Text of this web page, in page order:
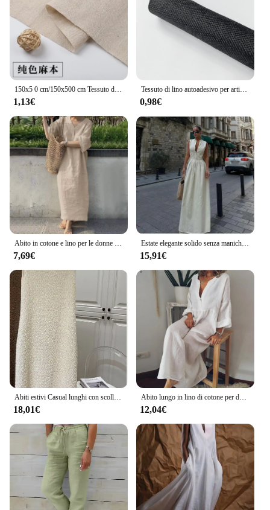
150x5 0 cm/150x500 cm Tessuto di Lino di Cotone Greige Per Il Ricamo Pratica Tessuto Decorazione Panno Fatto A Mano FAI DA TE Cucito TJ20577
1,13€
Tessuto di lino autoadesivo per artigianato fatto a mano fai da te confezione regalo gioielli cassetto fodera borsa parete ristrutturazione della casa panno decorativo
0,98€
Abito in cotone e lino per le donne 2024 estate manica corta scollo a V tinta unita abito lungo allentato casual abbigliamento femminile elegante
7,69€
Estate elegante solido senza maniche donna Maxi vestito moda scollo a v cerniera sottile cotone lino abiti 2024 Office Lady pendolarismo Robe
15,91€
Abiti estivi Casual lunghi con scollo tondo solido senza maniche pieghettato per le donne 2024 vestiti larghi da donna in lino di cotone da donna C21
18,01€
Abito lungo in lino di cotone per donna 2023 estate colore puro Casual camicia a maniche corte abito da spiaggia abbigliamento femminile Y2K Vestido Robe
12,04€